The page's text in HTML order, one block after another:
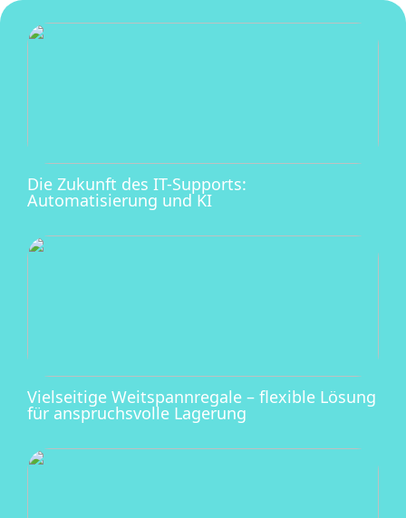
Die Zukunft des IT-Supports:
Automatisierung und KI
Vielseitige Weitspannregale – flexible Lösung
für anspruchsvolle Lagerung